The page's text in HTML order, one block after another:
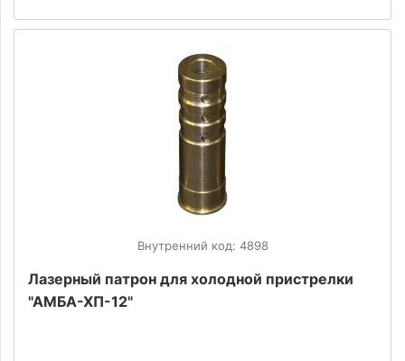
Внутренний код: 4898
Лазерный патрон для холодной пристрелки
"АМБА-ХП-12"